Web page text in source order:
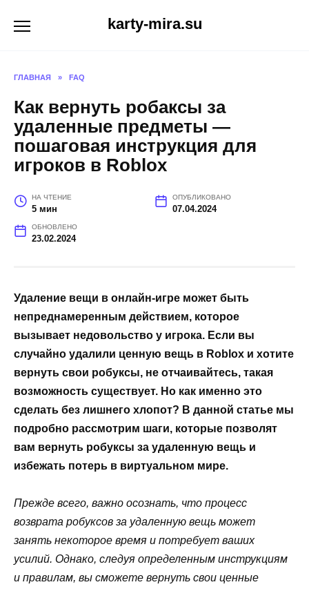
karty-mira.su
ГЛАВНАЯ » FAQ
Как вернуть робаксы за
удаленные предметы —
пошаговая инструкция для
игроков в Roblox
НА ЧТЕНИЕ
5 мин
ОПУБЛИКОВАНО
07.04.2024
ОБНОВЛЕНО
23.02.2024
Удаление вещи в онлайн-игре может быть
непреднамеренным действием, которое
вызывает недовольство у игрока. Если вы
случайно удалили ценную вещь в Roblox и хотите
вернуть свои робуксы, не отчаивайтесь, такая
возможность существует. Но как именно это
сделать без лишнего хлопот? В данной статье мы
подробно рассмотрим шаги, которые позволят
вам вернуть робуксы за удаленную вещь и
избежать потерь в виртуальном мире.
Прежде всего, важно осознать, что процесс
возврата робуксов за удаленную вещь может
занять некоторое время и потребует ваших
усилий. Однако, следуя определенным инструкциям
и правилам, вы сможете вернуть свои ценные